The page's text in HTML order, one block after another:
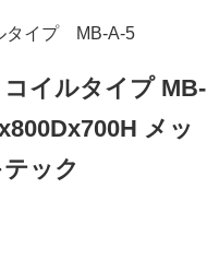
タイプ MB-A-5
イルタイプ MB-
メッ
ック